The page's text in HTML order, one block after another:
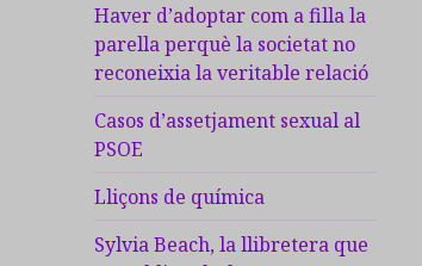
Haver d’adoptar com a filla la
parella perquè la societat no
reconeixia la veritable relació
Casos d’assetjament sexual al
PSOE
Lliçons de química
Sylvia Beach, la llibretera que